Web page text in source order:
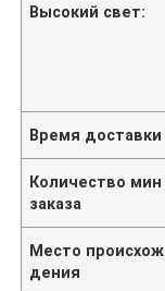
Высокий свет:
Время доставки
Количество мин
заказа
Место происхож
дения